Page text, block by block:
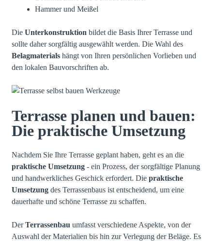
Hammer und Meißel
Die Unterkonstruktion bildet die Basis Ihrer Terrasse und
sollte daher sorgfältig ausgewählt werden. Die Wahl des
Belagmaterials hängt von Ihren persönlichen Vorlieben und
den lokalen Bauvorschriften ab.
Terrasse planen und bauen:
Die praktische Umsetzung
Nachdem Sie Ihre Terrasse geplant haben, geht es an die
praktische Umsetzung - ein Prozess, der sorgfältige Planung
und handwerkliches Geschick erfordert. Die praktische
Umsetzung des Terrassenbaus ist entscheidend, um eine
dauerhafte und schöne Terrasse zu schaffen.
DerTerrassenbau umfasst verschiedene Aspekte, von der
Auswahl der Materialien bis hin zur Verlegung der Beläge. Es